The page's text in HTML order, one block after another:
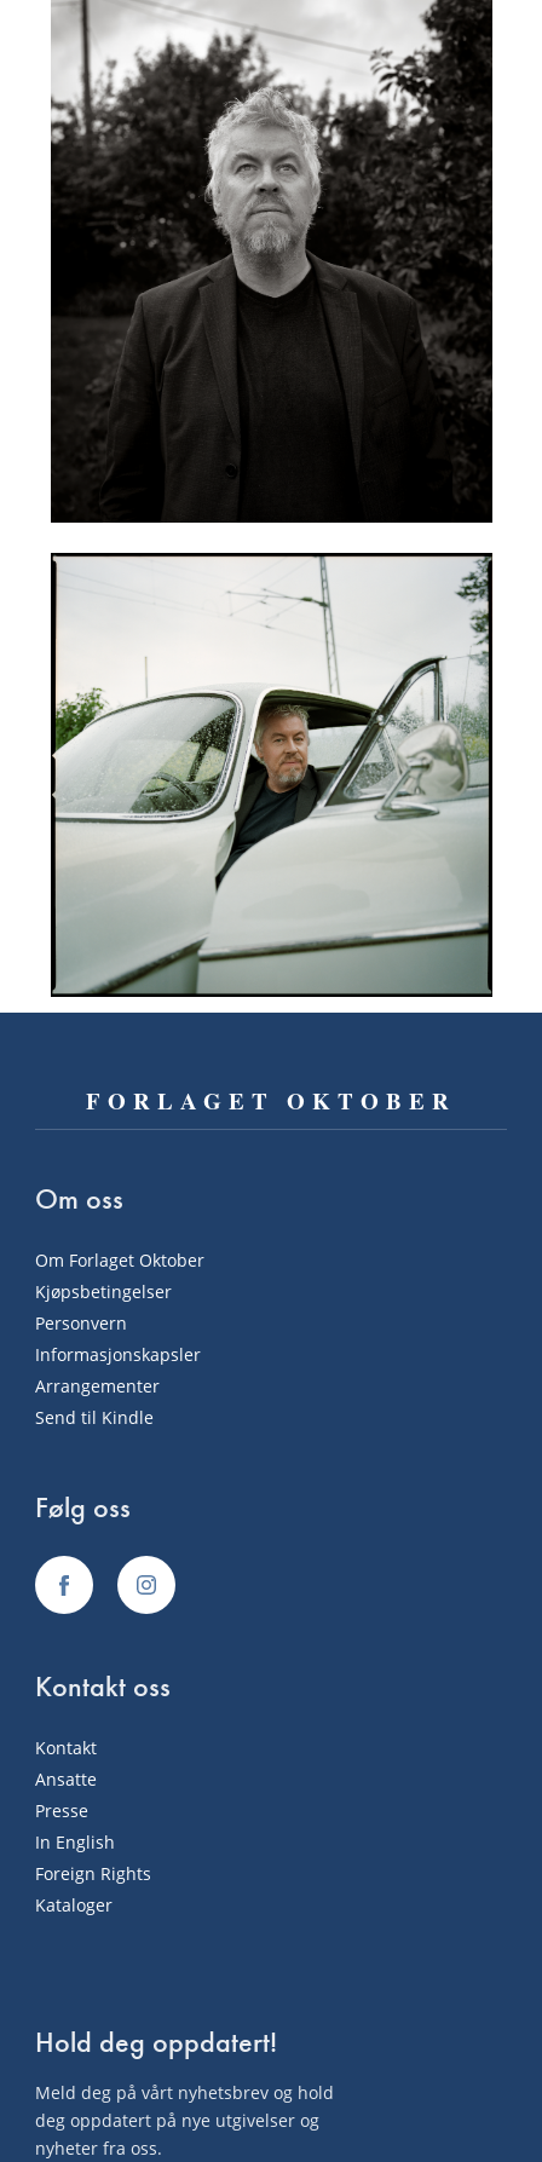
FORLAGET OKTOBER
Om oss
Om Forlaget Oktober
Kjøpsbetingelser
Personvern
Informasjonskapsler
Arrangementer
Send til Kindle
Følg oss
Kontakt oss
Kontakt
Ansatte
Presse
In English
Foreign Rights
Kataloger
Hold deg oppdatert!
Meld deg på vårt nyhetsbrev og hold
deg oppdatert på nye utgivelser og
nyheter fra oss.